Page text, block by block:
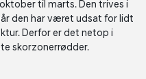
til marts. Den trives i
den har været udsat for lidt
Derfor er det netop i
skorzonerrødder.